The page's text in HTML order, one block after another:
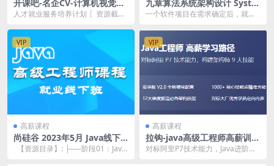
开课吧-名企CV-计算机视觉CV
-导师制名企实训班四期 | 完
人才就业服务培养计划 〖资源截
九章算法系统架构设计 Syste
m Design 2021 版 | 完结
一个软件项目在需求确定后，就可
计不同于编写代码，需...
VIP
高薪课程
尚硅谷 2023年5月 Java线下
班实体班全套
【资源目录】: ├──阶段01：Java
VIP
高薪课程
拉钩-java高级工程师高薪训练
营05期 | 完结
对标阿里P7技术能力，Java进阶